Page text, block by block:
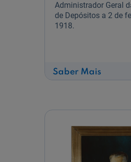
Administrador Geral
de Depósitos a 2 de
1918.
Saber Maissobre
Eurico